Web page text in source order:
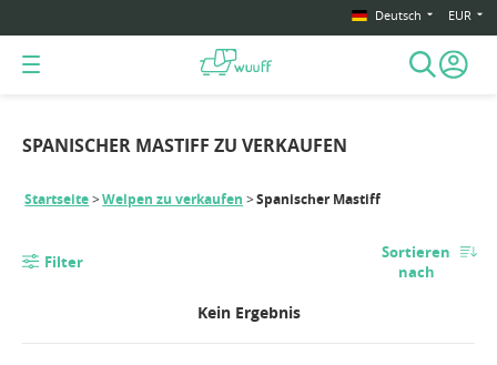
Deutsch EUR
SPANISCHER MASTIFF ZU VERKAUFEN
Startseite Welpen zu verkaufen Spanischer Mastiff
Filter
Sortieren
nach
Kein Ergebnis